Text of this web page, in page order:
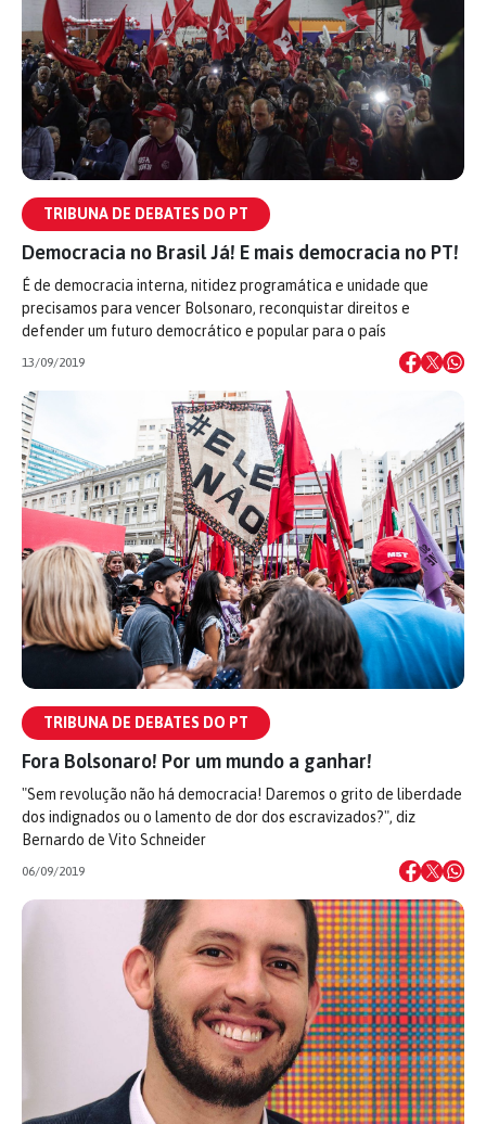
TRIBUNA DE DEBATES DO PT
Democracia no Brasil Já! E mais democracia no PT!
É de democracia interna, nitidez programática e unidade que
precisamos para vencer Bolsonaro, reconquistar direitos e
defender um futuro democrático e popular para o país
13/09/2019
TRIBUNA DE DEBATES DO PT
Fora Bolsonaro! Por um mundo a ganhar!
"Sem revolução não há democracia! Daremos o grito de liberdade
dos indignados ou o lamento de dor dos escravizados?", diz
Bernardo de Vito Schneider
06/09/2019